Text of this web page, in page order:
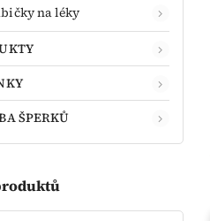
na léky
ŠPERKŮ